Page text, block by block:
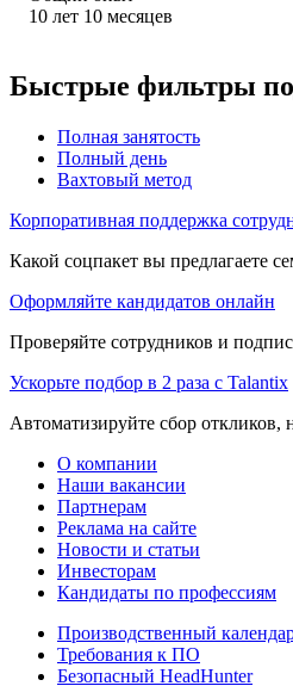
10 лет 10 месяцев
Быстрые фильтры
Полная занятость
Полный день
Вахтовый метод
Корпоративная поддержка
Какой соцпакет вы предлагаете
Оформляйте кандидатов онлайн
Проверяйте сотрудников и
Ускорьте подбор в 2 раза с Talantix
Автоматизируйте сбор откликов,
О компании
Наши вакансии
Партнерам
Реклама на сайте
Новости и статьи
Инвесторам
Кандидаты по профессиям
Производственный
Требования к ПО
Безопасный HeadHunter